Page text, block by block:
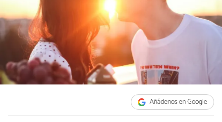
Añádenos en Google